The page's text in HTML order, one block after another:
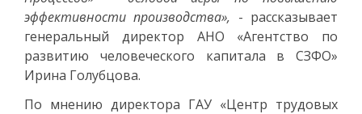
эффективности производства», - рассказывает
генеральный директор АНО «Агентство по
развитию человеческого капитала в СЗФО»
Ирина Голубцова.
По мнению директора ГАУ «Центр трудовых